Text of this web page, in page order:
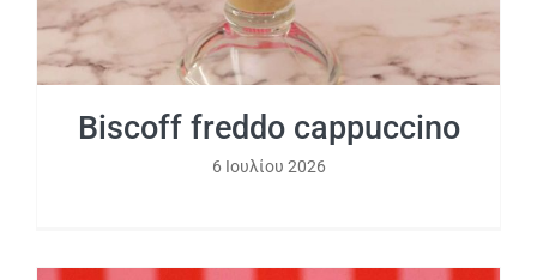
Biscoff freddo cappuccino
6 Ιουλίου 2026